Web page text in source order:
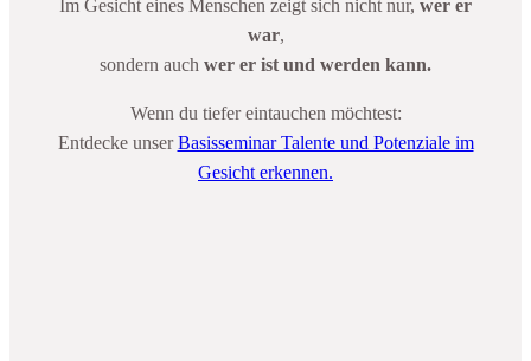
Im Gesicht eines Menschen zeigt sich nicht nur, wer er
war,
sondern auch wer er ist und werden kann.
Wenn du tiefer eintauchen möchtest:
Entdecke unserBasisseminar Talente und Potenziale im
Gesicht erkennen.